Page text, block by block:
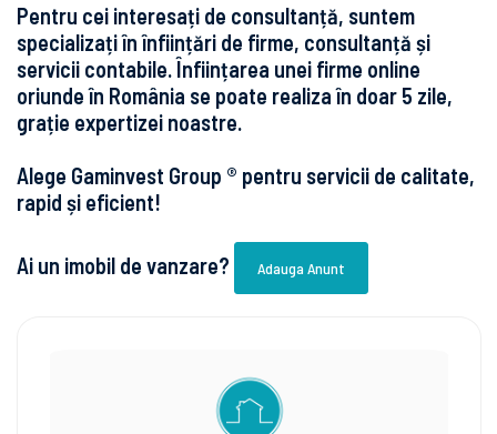
Pentru cei interesați de consultanță, suntem
specializați în înființări de firme, consultanță și
servicii contabile. Înființarea unei firme online
oriunde în România se poate realiza în doar 5 zile,
grație expertizei noastre.
Alege Gaminvest Group ® pentru servicii de calitate,
rapid și eficient!
Ai un imobil de vanzare? Adauga Anunt